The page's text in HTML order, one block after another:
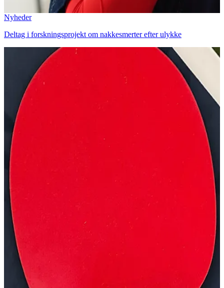
Nyheder
Deltag i forskningsprojekt om nakkesmerter efter ulykke